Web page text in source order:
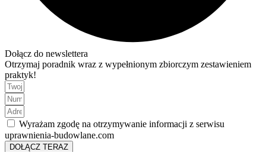
Dołącz do newslettera
Otrzymaj poradnik wraz z wypełnionym zbiorczym zestawieniem
praktyk!
Wyrażam zgodę na otrzymywanie informacji z serwisu
uprawnienia-budowlane.com
DOŁĄCZ TERAZ